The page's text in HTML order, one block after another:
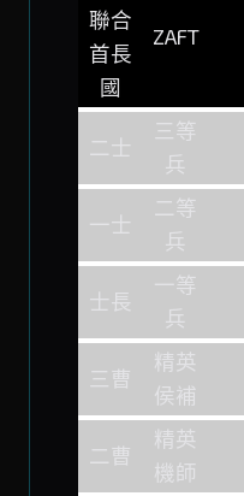
聯合
首長
國
ZAFT
二士
三等
兵
一士
二等
兵
士長
一等
兵
三曹
精英
侯補
二曹
精英
機師